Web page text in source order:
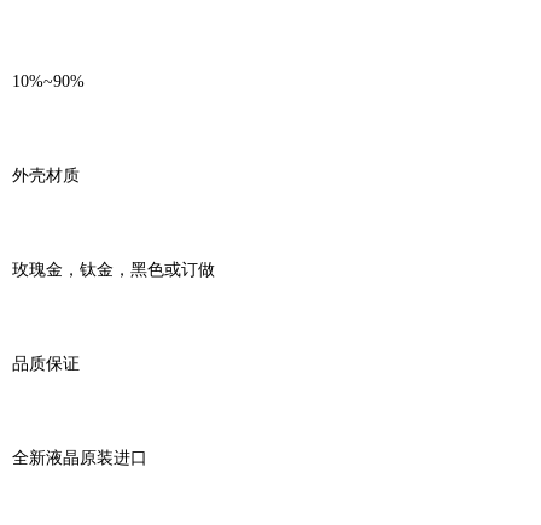
10%~90%
外壳材质
玫瑰金，钛金，黑色或订做
品质保证
全新液晶原装进口